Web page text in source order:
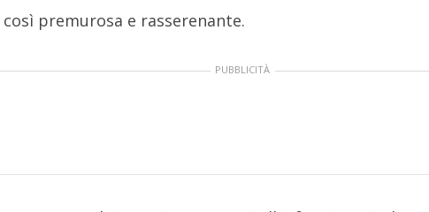
così premurosa e rasserenante.
PUBBLICITÀ